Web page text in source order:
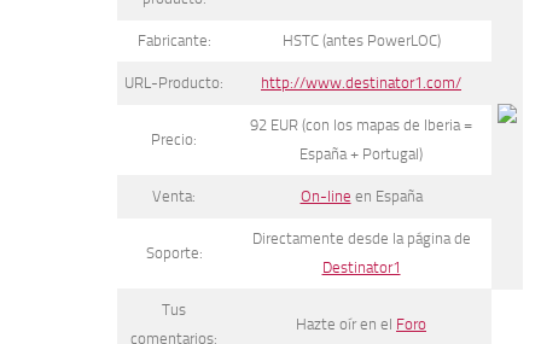
Fabricante: HSTC (antes PowerLOC)
URL-Producto: http://www.destinator1.com/
Precio:
92 EUR (con los mapas de Iberia =
España + Portugal)
Venta: On-line en España
Soporte:
Directamente desde la página de
Destinator1
Tus
comentarios:
Hazte oír en el Foro